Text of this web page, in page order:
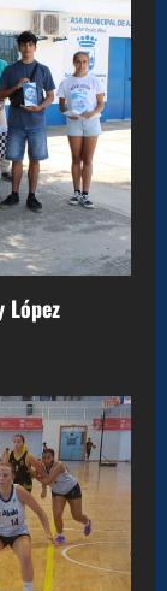
López